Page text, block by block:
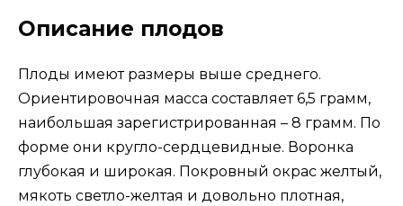
Описание плодов
Плоды имеют размеры выше среднего.
Ориентировочная масса составляет 6,5 грамм,
наибольшая зарегистрированная – 8 грамм. По
форме они кругло-сердцевидные. Воронка
глубокая и широкая. Покровный окрас желтый,
мякоть светло-желтая и довольно плотная,